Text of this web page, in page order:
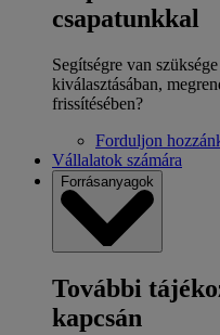
csapatunkkal
Segítségre van
kiválasztásában,
frissítésében?
Forduljon
Vállalatok számára
Forrásanyagok
További
kapcsán